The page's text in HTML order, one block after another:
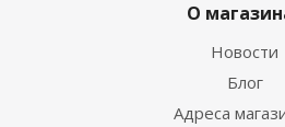
О
Новости
Блог
Адреса